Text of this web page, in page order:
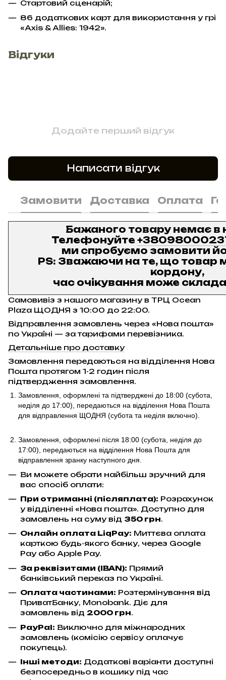
Стартовий сценарій;
86 додаткових карт для використання у грі
«Axis & Allies: 1942».
Відгуки
Додайте перший відгук
Написати відгук
Замовити Доставка Оплата
Бажаного товару немає в
Телефонуйте
ми спробуємо замовити
PS: Зважаючи на те, що товар
кордону,
час очікування може
Самовивіз з нашого магазину в ТРЦ Ocean
Plaza ЩОДНЯ з 10:00 до 22:00.
Відправлення замовлень через «Нова пошта»
по Україні — за тарифами перевізника.
Детальніше про доставку
Замовлення передаються на відділення Нова
Пошта протягом 1-2 годин після
підтвердження замовлення.
Замовлення, оформлені та підтверджені до 18:00 (субота,
неділя до 17:00) , передаються на відділення Нова Пошта
для відправлення ЩОДНЯ (субота та неділя включно).
Замовлення, оформлені після 18:00 (субота, неділя до
17:00), передаються на відділення Нова Пошта для
відправлення зранку наступного дня.
Ви можете обрати найбільш зручний для
вас спосіб оплати:
При отриманні (післяплата): Розрахунок
у відділенні «Нова пошта». Доступно для
замовлень на суму від 350 грн.
Онлайн оплата LiqPay: Миттєва оплата
карткою будь-якого банку, через Google
Pay або Apple Pay.
За реквізитами (IBAN): Прямий
банківський переказ по Україні.
Оплата частинами: Розтермінування від
ПриватБанку, Monobank. Діє для
замовлень від 2000 грн.
PayPal: Виключно для міжнародних
замовлень (комісію сервісу оплачує
покупець).
Інші методи: Додаткові варіанти доступні
безпосередньо в кошику під час